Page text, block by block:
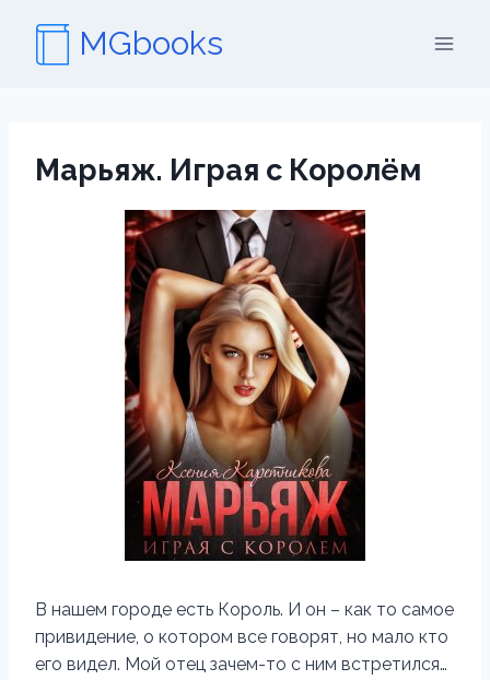
содержимому
MGbooks
Марьяж. Играя с Королём
В нашем городе есть Король. И он – как то самое
привидение, о котором все говорят, но мало кто
его видел. Мой отец зачем-то с ним встретился…